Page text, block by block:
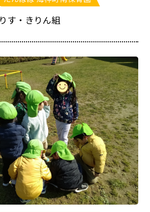
す・きりん組